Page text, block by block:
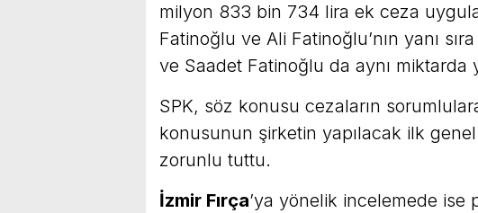
milyon 833 bin 734 lira ek ceza
Fatinoğlu ve Ali Fatinoğlu’nın yanı
ve Saadet Fatinoğlu da aynı miktarda
SPK, söz konusu cezaların
konusunun şirketin yapılacak ilk genel
zorunlu tuttu.
İzmir Fırça’ya yönelik incelemede ise